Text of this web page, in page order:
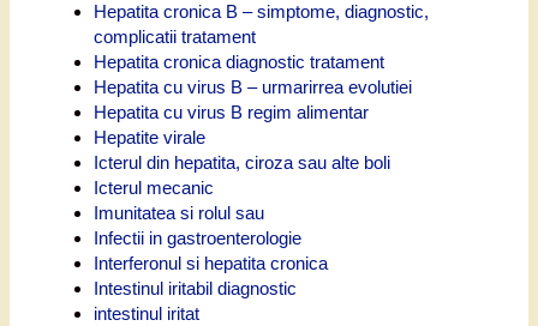
Hepatita cronica B – simptome, diagnostic,
complicatii tratament
Hepatita cronica diagnostic tratament
Hepatita cu virus B – urmarirrea evolutiei
Hepatita cu virus B regim alimentar
Hepatite virale
Icterul din hepatita, ciroza sau alte boli
Icterul mecanic
Imunitatea si rolul sau
Infectii in gastroenterologie
Interferonul si hepatita cronica
Intestinul iritabil diagnostic
intestinul iritat